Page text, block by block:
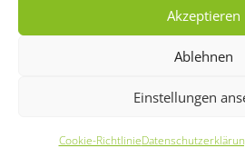
Akzeptieren
Ablehnen
Einstellungen
Cookie-Richtlinie
Toddlers Plus English Daycare
|Kontakt/